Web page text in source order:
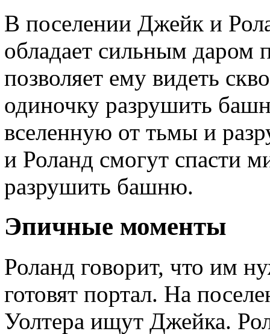
В поселении Джейк и
обладает сильным даром
позволяет ему видеть
одиночку разрушить
вселенную от тьмы и
и Роланд смогут спасти
разрушить башню.
Эпичные моменты
Роланд говорит, что им
готовят портал. На
Уолтера ищут Джейка.